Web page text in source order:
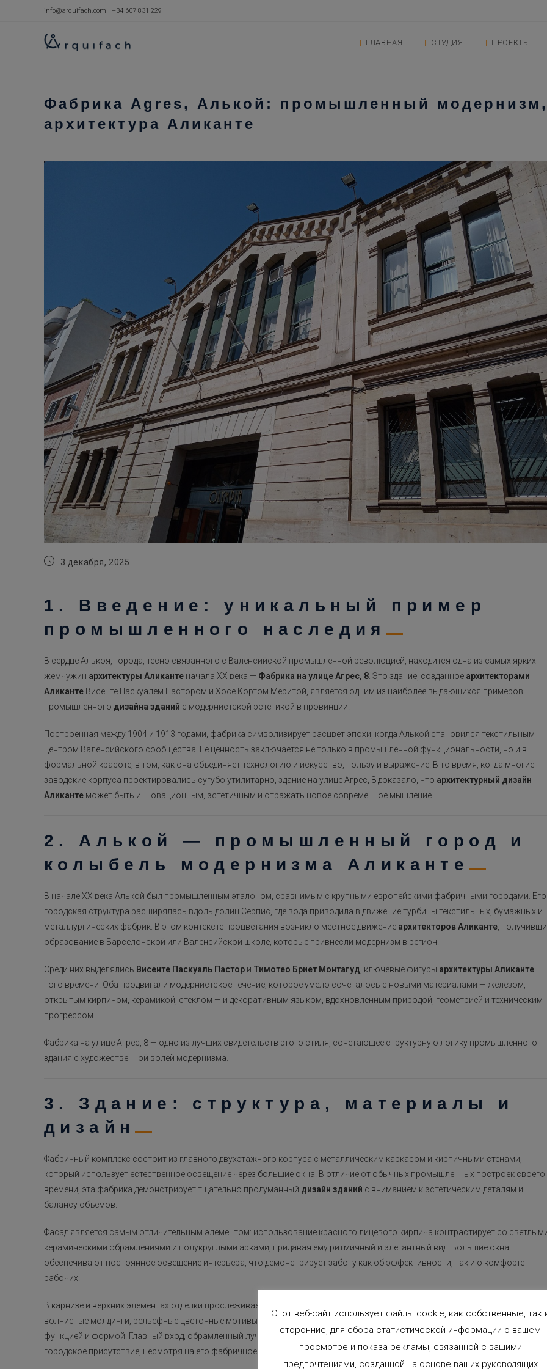
содержимому
info@arquifach.com | +34 607 831 229
ГЛАВНАЯ СТУДИЯ ПРОЕКТЫ
Фабрика Agres, Алькой: промышленный
архитектура Аликанте
Запись3 декабря, 2025
1. Введение: уникальный пример
промышленного наследия
В сердце Алькоя, города, тесно связанного с Валенсийской промышленной революцией, находится одна из самых ярких
жемчужин архитектуры Аликанте начала XX века — Фабрика на улице Агрес, 8. Это здание, созданное архитекторами
Аликанте Висенте Паскуалем Пастором и Хосе Кортом Меритой, является одним из наиболее выдающихся примеров
промышленного дизайна зданий с модернистской эстетикой в провинции.
Построенная между 1904 и 1913 годами, фабрика символизирует расцвет эпохи, когда Алькой становился текстильным
центром Валенсийского сообщества. Её ценность заключается не только в промышленной функциональности, но и в
формальной красоте, в том, как она объединяет технологию и искусство, пользу и выражение. В то время, когда многие
заводские корпуса проектировались сугубо утилитарно, здание на улице Агрес, 8 доказало, что архитектурный дизайн
Аликанте может быть инновационным, эстетичным и отражать новое современное мышление.
2. Алькой — промышленный город и
колыбель модернизма Аликанте
В начале XX века Алькой был промышленным эталоном, сравнимым с крупными европейскими фабричными городами. Его
городская структура расширялась вдоль долин Серпис, где вода приводила в движение турбины текстильных, бумажных и
металлургических фабрик. В этом контексте процветания возникло местное движение архитекторов Аликанте,
образование в Барселонской или Валенсийской школе, которые привнесли модернизм в регион.
Среди них выделялись Висенте Паскуаль Пастор и Тимотео Бриет Монтагуд, ключевые фигуры архитектуры Аликанте
того времени. Оба продвигали модернистское течение, которое умело сочеталось с новыми материалами — железом,
открытым кирпичом, керамикой, стеклом — и декоративным языком, вдохновленным природой, геометрией и техническим
прогрессом.
Фабрика на улице Агрес, 8 — одно из лучших свидетельств этого стиля, сочетающее структурную логику промышленного
здания с художественной волей модернизма.
3. Здание: структура, материалы и
дизайн
Фабричный комплекс состоит из главного двухэтажного корпуса с металлическим каркасом и кирпичными стенами,
который использует естественное освещение через большие окна. В отличие от обычных промышленных построек своего
времени, эта фабрика демонстрирует тщательно продуманный дизайн зданий с вниманием к эстетическим деталям и
балансу объемов.
Фасад является самым отличительным элементом: использование красного лицевого кирпича контрастирует со
керамическими обрамлениями и полукруглыми арками, придавая ему ритмичный и элегантный вид. Большие окна
обеспечивают постоянное освещение интерьера, что демонстрирует заботу как об эффективности, так и о комфорте
рабочих.
В карнизе и верхних элементах отделки прослеживается влияние
волнистые молдинги, рельефные цветочные мотивы и симметричная композиция, отражающая равновесие между
функцией и формой. Главный вход, обрамленный лучковой аркой и растительным орнаментом, придает зданию
городское присутствие, несмотря на его фабричное назначение.
Этот веб-сайт использует файлы cookie, как собственные, так
сторонние, для сбора статистической информации о вашем
просмотре и показа рекламы, связанной с вашими
предпочтениями, созданной на основе ваших руководящих